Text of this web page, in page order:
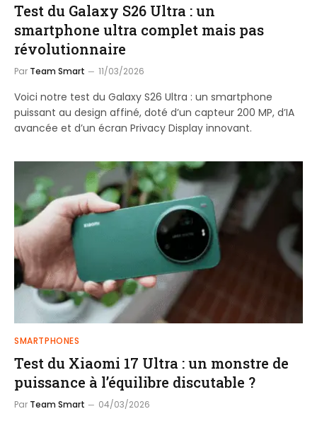
Test du Galaxy S26 Ultra : un
smartphone ultra complet mais pas
révolutionnaire
Par Team Smart 11/03/2026
Voici notre test du Galaxy S26 Ultra : un smartphone
puissant au design affiné, doté d’un capteur 200 MP, d’IA
avancée et d’un écran Privacy Display innovant.
SMARTPHONES
Test du Xiaomi 17 Ultra : un monstre de
puissance à l’équilibre discutable ?
Par Team Smart 04/03/2026